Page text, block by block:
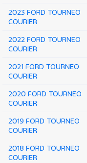
2023 FORD TOURNEO
COURIER
2022 FORD TOURNEO
COURIER
2021 FORD TOURNEO
COURIER
2020 FORD TOURNEO
COURIER
2019 FORD TOURNEO
COURIER
2018 FORD TOURNEO
COURIER